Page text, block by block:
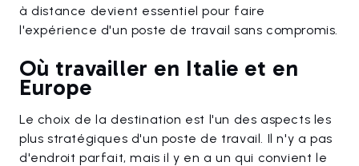
à distance devient essentiel pour faire
l'expérience d'un poste de travail sans compromis.
Où travailler en Italie et en
Europe
Le choix de la destination est l'un des aspects les
plus stratégiques d'un poste de travail. Il n'y a pas
d'endroit parfait, mais il y en a un qui convient le